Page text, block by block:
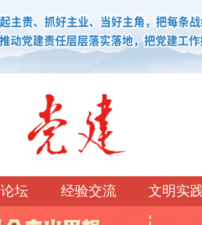
坛 经验交流 文明实
理论强党 党建论坛